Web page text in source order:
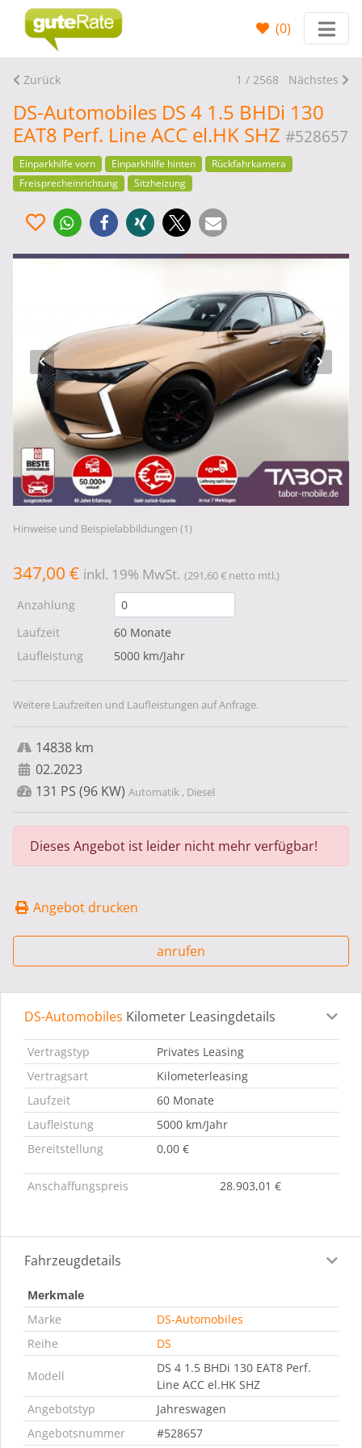
(0)
Zurück 1 / 2568 Nächstes
DS-Automobiles DS 4 1.5 BHDi 130
EAT8 Perf. Line ACC el.HK SHZ #528657
Einparkhilfe vorn Einparkhilfe hinten
Rückfahrkamera
Freisprecheinrichtung
Sitzheizung
Hinweise und Beispielabbildungen (1)
347,00 € inkl. 19% MwSt. (291,60 € netto mtl.)
Anzahlung
Laufzeit
60 Monate
Laufleistung
5000 km/Jahr
Weitere Laufzeiten und Laufleistungen auf Anfrage.
14838 km
02.2023
131 PS (96 KW) Automatik , Diesel
Dieses Angebot ist leider nicht mehr verfügbar!
Angebot drucken
anrufen
Leasingdetails Fahrzeugdetails Ausstattung
DS-Automobiles Kilometer Leasingdetails
Vertragstyp
Privates Leasing
Vertragsart
Kilometerleasing
Laufzeit
60 Monate
Laufleistung
5000 km/Jahr
Bereitstellung
0,00 €
Anschaffungspreis 28.903,01 €
Fahrzeugdetails
Merkmale
Marke
DS-Automobiles
Reihe
DS
Modell
DS 4 1.5 BHDi 130 EAT8 Perf.
Line ACC el.HK SHZ
Angebotstyp
Jahreswagen
Angebotsnummer
#528657